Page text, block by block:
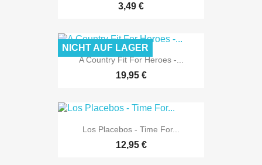
3,49 €
A Country Fit For Heroes -...
19,95 €
NICHT AUF LAGER
Los Placebos - Time For...
12,95 €